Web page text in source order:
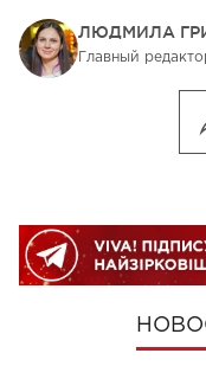
ЛЮДМИЛА
Главный